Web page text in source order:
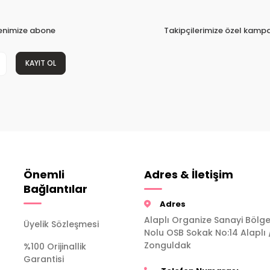
abone
KAYIT OL
Takipçilerimize özel
Önemli
Bağlantılar
Üyelik Sözleşmesi
%100 Orijinallik
Garantisi
Adres & İletişim
Adres
Alaplı Organize Sanayi
Nolu OSB Sokak No:14 Alaplı
Zonguldak